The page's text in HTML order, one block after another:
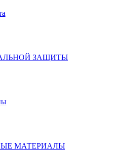
ЗАЩИТЫ
МАТЕРИАЛЫ